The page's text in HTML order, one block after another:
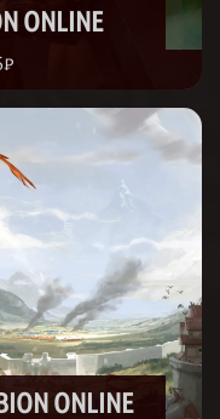
ONLINE
ONLINE